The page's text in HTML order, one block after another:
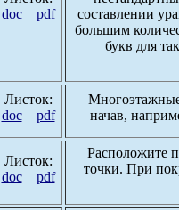
doc
pdf
составлении
большим
букв для
Листок:
doc
pdf
начав,
Листок:
doc
pdf
Расположите
точки. При